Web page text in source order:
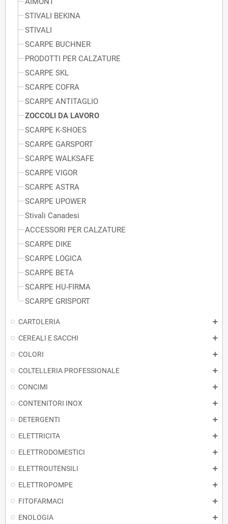
STIVALI BEKINA
STIVALI
SCARPE BUCHNER
PRODOTTI PER CALZATURE
SCARPE SKL
SCARPE COFRA
SCARPE ANTITAGLIO
ZOCCOLI DA LAVORO
SCARPE K-SHOES
SCARPE GARSPORT
SCARPE WALKSAFE
SCARPE VIGOR
SCARPE ASTRA
SCARPE UPOWER
Stivali Canadesi
ACCESSORI PER CALZATURE
SCARPE DIKE
SCARPE LOGICA
SCARPE BETA
SCARPE HU-FIRMA
SCARPE GRISPORT
CARTOLERIA
CEREALI E SACCHI
COLORI
COLTELLERIA PROFESSIONALE
CONCIMI
CONTENITORI INOX
DETERGENTI
ELETTRICITA
ELETTRODOMESTICI
ELETTROUTENSILI
ELETTROPOMPE
FITOFARMACI
ENOLOGIA